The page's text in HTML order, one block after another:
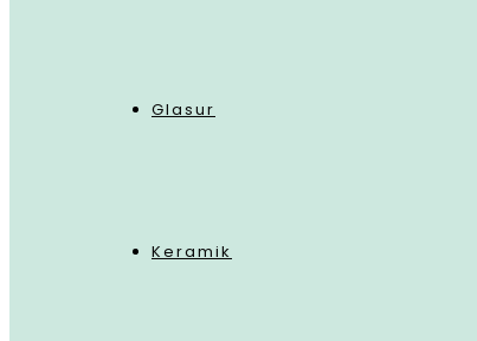
Glasur
Keramik